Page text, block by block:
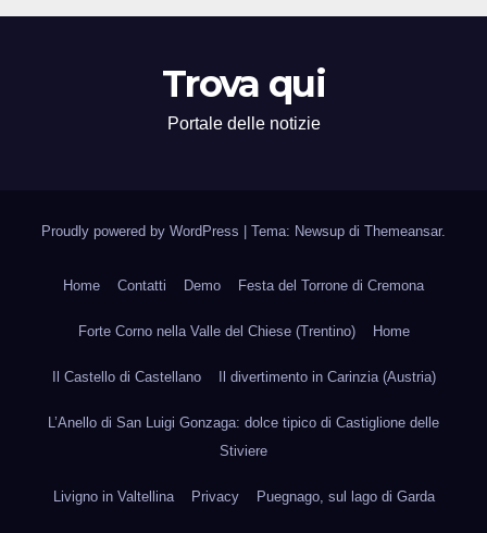
Trova qui
Portale delle notizie
Proudly powered by WordPress Tema: Newsup di Themeansar.
Home Contatti Demo Festa del Torrone di Cremona
Forte Corno nella Valle del Chiese (Trentino) Home
Il Castello di Castellano Il divertimento in Carinzia (Austria)
L’Anello di San Luigi Gonzaga: dolce tipico di Castiglione delle
Stiviere
Livigno in Valtellina Privacy Puegnago, sul lago di Garda